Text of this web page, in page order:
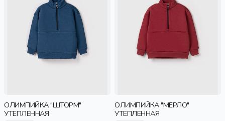
ОЛИМПИЙКА "ШТОРМ"
УТЕПЛЕННАЯ
ОЛИМПИЙКА "МЕРЛО"
УТЕПЛЕННАЯ